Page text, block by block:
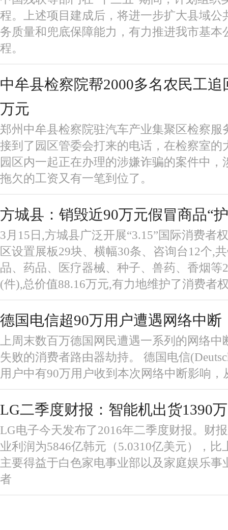
程。上述项目建成后，将进一步扩大县域公
务质量和兜底保障能力，有力推进我市基本
程。
中牟县检察院帮2000多名农民工追
万元
郑州中牟县检察院驻汽车产业集聚区检察服
接到了园区管委会打来的电话，在检察室的
园区内一起正在办理的涉嫌诈骗的案件中，
拖欠的工资又有一笔到位了。
方城县：销毁近90万元假冒商品“
3月15日,方城县广泛开展“3.15”国际消费者
区设置展板29块、横幅30条、咨询台12个,
品、药品、医疗器械、种子、兽药、香烟等
(件),总价值88.16万元,有力地维护了消费者
德国电信超90万用户遭遇网络中断
上周末数百万德国网民遭遇一系列的网络中
失败的消费者路由器劫持。 德国电信
用户中有90万用户收到本次网络中断影响，
LG二季度财报：智能机出货1390
LG电子今天发布了2016年二季度财报。财
业利润为5846亿韩元（5.0310亿美元），比
主要得益于白色家电事业部以及家庭娱乐事
者